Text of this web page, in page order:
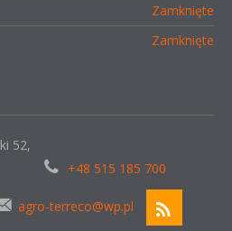
Zamknięte
Zamknięte
52,
+48 515 185 700
agro-terreco@wp.pl